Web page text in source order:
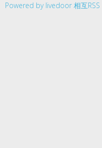
Powered by livedoor 相互RSS